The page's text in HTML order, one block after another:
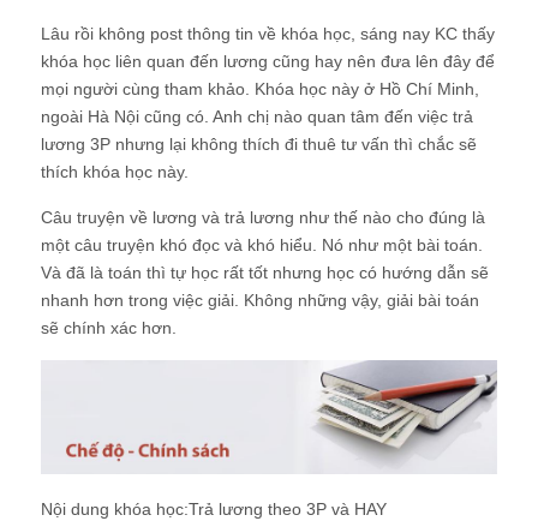
Lâu rồi không post thông tin về khóa học, sáng nay KC thấy
khóa học liên quan đến lương cũng hay nên đưa lên đây để
mọi người cùng tham khảo. Khóa học này ở Hồ Chí Minh,
ngoài Hà Nội cũng có. Anh chị nào quan tâm đến việc trả
lương 3P nhưng lại không thích đi thuê tư vấn thì chắc sẽ
thích khóa học này.
Câu truyện về lương và trả lương như thế nào cho đúng là
một câu truyện khó đọc và khó hiểu. Nó như một bài toán.
Và đã là toán thì tự học rất tốt nhưng học có hướng dẫn sẽ
nhanh hơn trong việc giải. Không những vậy, giải bài toán
sẽ chính xác hơn.
Nội dung khóa học:Trả lương theo 3P và HAY